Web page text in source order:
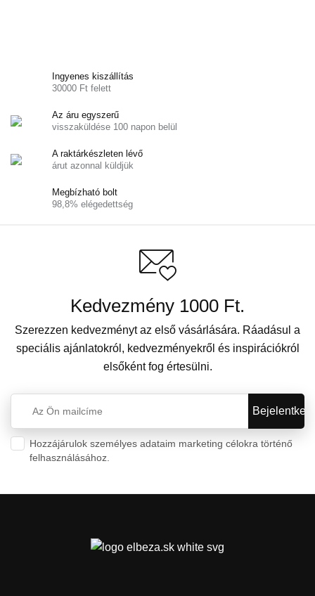
Ingyenes kiszállítás
30000 Ft felett
Az áru egyszerű
visszaküldése 100 napon belül
A raktárkészleten lévő
árut azonnal küldjük
Megbízható bolt
98,8% elégedettség
Kedvezmény 1000 Ft.
Szerezzen kedvezményt az első vásárlására. Ráadásul a
speciális ajánlatokról, kedvezményekről és inspirációkról
elsőként fog értesülni.
Hozzájárulok személyes adataim marketing célokra történő
felhasználásához.